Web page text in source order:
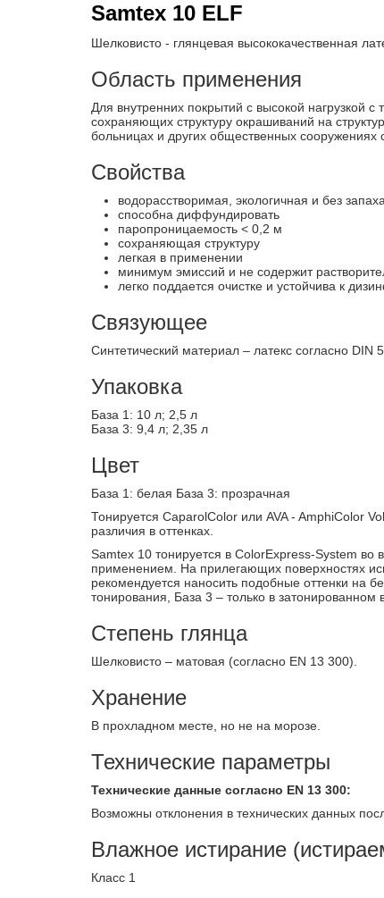
Samtex 10 ELF
Шелковисто - глянцевая высококачественная
Область применения
Для внутренних покрытий с высокой нагрузкой
сохраняющих структуру окрашиваний на
больницах и других общественных
Свойства
водорасстворимая, экологичная и без запаха
способна диффундировать
паропроницаемость < 0,2 м
сохраняющая структуру
легкая в применении
минимум эмиссий и не содержит
легко поддается очистке и устойчива к
Связующее
Синтетический материал – латекс согласно DIN
Упаковка
База 1: 10 л; 2,5 л
База 3: 9,4 л; 2,35 л
Цвет
База 1: белая База 3: прозрачная
Тонируется CaparolColor или AVA - AmphiColor
различия в оттенках.
Samtex 10 тонируется в ColorExpress-System во
применением. На прилегающих поверхностях
рекомендуется наносить подобные оттенки на
тонирования, База 3 – только в затонированном
Степень глянца
Шелковисто – матовая (согласно EN 13 300).
Хранение
В прохладном месте, но не на морозе.
Технические параметры
Технические данные согласно EN 13 300:
Возможны отклонения в технических данных
Влажное истирание
Класс 1